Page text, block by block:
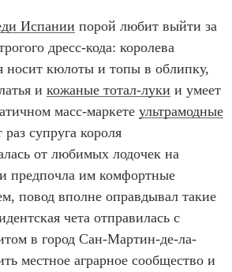
Испании порой любит выйти за
дресс-кода: королева
носит кюлоты и топы в облипку,
и кожаные тотал-луки и умеет
масс-маркете ультрамодные
раз супруга короля
от любимых лодочек на
предпочла им комфортные
повод вполне оправдывал такие
чета отправилась с
в город Сан-Мартин-де-ла-
местное аграрное сообщество и